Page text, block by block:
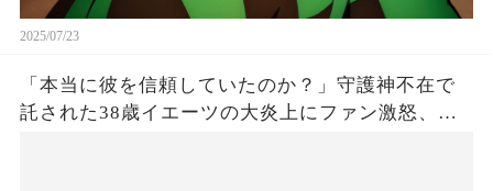
2025/07/23
「本当に彼を信頼していたのか？」守護神不在で
託された38歳イエーツの大炎上にファン激怒、ド